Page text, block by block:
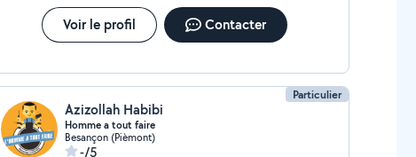
Voir le profil Contacter
Particulier
Azizollah Habibi
Homme a tout faire
Besançon (Pièmont)
-/5